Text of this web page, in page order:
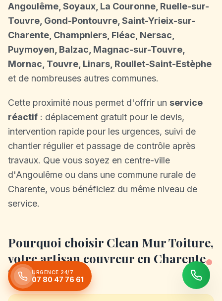
Angoulême, Soyaux, La Couronne, Ruelle-sur-
Touvre, Gond-Pontouvre, Saint-Yrieix-sur-
Charente, Champniers, Fléac, Nersac,
Puymoyen, Balzac, Magnac-sur-Touvre,
Mornac, Touvre, Linars, Roullet-Saint-Estèphe
et de nombreuses autres communes.
Cette proximité nous permet d'offrir un service
réactif : déplacement gratuit pour le devis,
intervention rapide pour les urgences, suivi de
chantier régulier et passage de contrôle après
travaux. Que vous soyez en centre-ville
d'Angoulême ou dans une commune rurale de
Charente, vous bénéficiez du même niveau de
service.
Pourquoi choisir Clean Mur Toiture,
votre artisan couvreur en Charente
?
URGENCE 24/7
07 80 47 76 61